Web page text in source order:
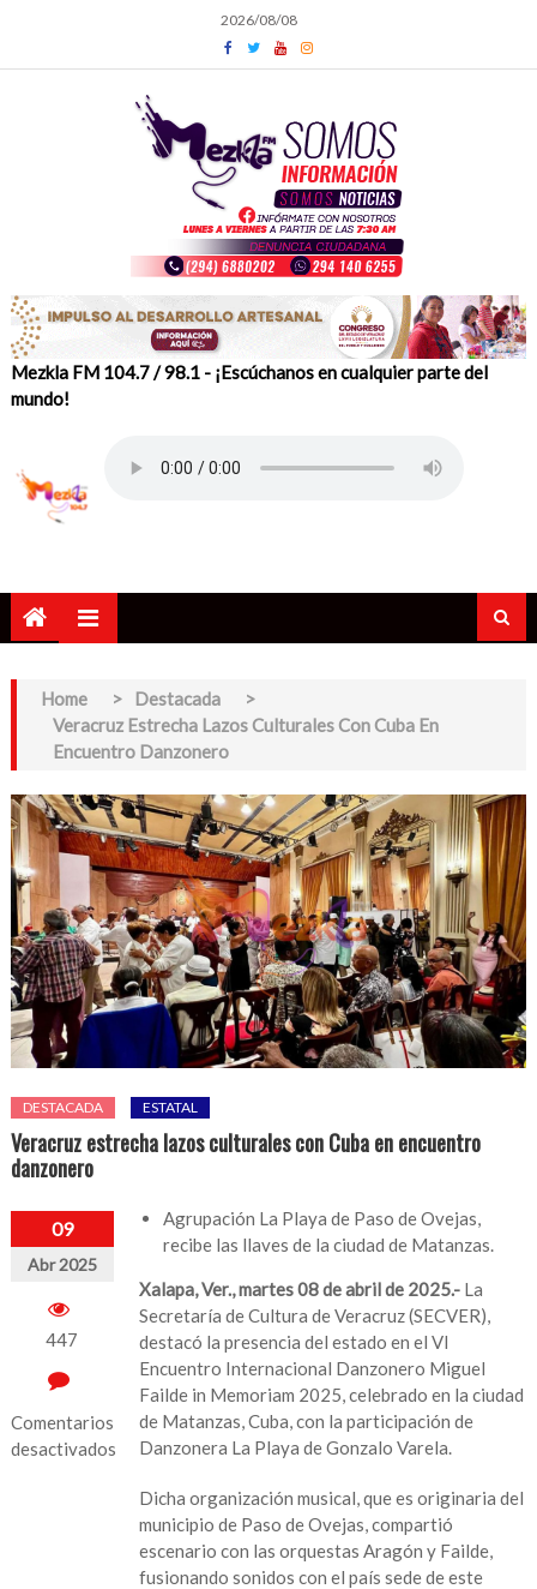
content
2026/08/08
Mezkla FM 104.7 / 98.1 - ¡Escúchanos en cualquier parte del
mundo!
Home > Destacada
>
Veracruz Estrecha Lazos Culturales Con Cuba En
Encuentro Danzonero
DESTACADA ESTATAL
Veracruz estrecha lazos culturales con Cuba en encuentro
danzonero
09
Abr 2025
447
Comentarios
desactivados
Agrupación La Playa de Paso de Ovejas,
recibe las llaves de la ciudad de Matanzas.
Xalapa, Ver., martes 08 de abril de 2025.- La
Secretaría de Cultura de Veracruz (SECVER),
destacó la presencia del estado en el VI
Encuentro Internacional Danzonero Miguel
Failde in Memoriam 2025, celebrado en la ciudad
de Matanzas, Cuba, con la participación de
Danzonera La Playa de Gonzalo Varela.
Dicha organización musical, que es originaria del
municipio de Paso de Ovejas, compartió
escenario con las orquestas Aragón y Failde,
fusionando sonidos con el país sede de este